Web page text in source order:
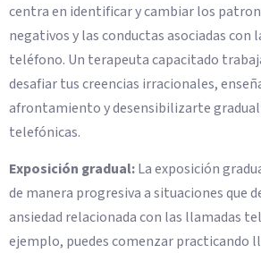
centra en identificar y cambiar los
negativos y las conductas asociadas con
teléfono. Un terapeuta capacitado
desafiar tus creencias irracionales,
afrontamiento y desensibilizarte
telefónicas.
Exposición gradual:La exposición
de manera progresiva a situaciones que
ansiedad relacionada con las llamadas
ejemplo, puedes comenzar practicando